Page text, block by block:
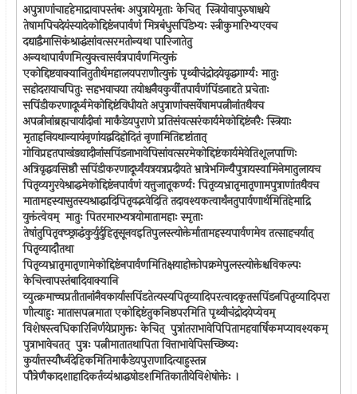
अपुत्राणांचाहहेमाद्रावापस्तंबः अपुत्रायेमृताः केचित् ‍ स्त्रियोवापुरुषाश्चये
तेषामपिचदेयंस्यादेकोद्दिष्टंनपार्वणं मित्रबंधुसपिंडेभ्यः स्त्रीकुमारिभ्यएवच
दद्याद्वैमासिकंश्राद्धंसांवत्सरमतोन्यथा पारिजातेतु
अन्यथापार्वणमित्युक्त्वासर्वत्रपार्वणमित्युक्तं
एकोद्दिष्टवाक्यानितुतीर्थमहालयपराणीत्युक्तं पृथ्वीचंद्रोदयेवृद्धगार्ग्यः मातुः
सहोदरायाचपितुः सहभवाचया तयोश्चनैवकुर्वीतपार्वणंपिंडनादृते प्रचेताः
सपिंडीकरणादूर्ध्वमेकोद्दिष्टंविधीयते अपुत्राणांचसर्वेषामपत्नीनांतथैवच
अपत्नीनांब्रह्मचार्यादीनां मार्कंडेयपुराणे प्रतिसंवत्सरंकार्यमेकोद्दिष्टंनरैः स्त्रियाः
मृताहनियथान्यायंनृणांयद्वदिहोदितं नृणामितिदृष्टांतात् ‍
गोविप्रहतपाखंड्यादीनांसपिंडनाभावेपिसांवत्सरमेकोद्दिष्टंकार्यमेवेतिशूलपाणिः
अत्रिवृद्धवसिष्ठौ सपिंडीकरणादूर्ध्वंयत्रयत्रप्रदीयते भ्रात्रेभगिन्यैपुत्रायस्वामिनेमातुलायच
पितृव्यगुरवेश्राद्धमेकोद्दिष्टंनपार्वणं यत्तुजातूकर्ण्यः पितृव्यभ्रातृमातृणामपुत्राणांतथैवच
मातामहस्यासुतस्यश्राद्धादिपितृवद्भवेदिति तदावश्यकत्वार्थंनतुपार्वणार्थमितिहेमाद्रि
युक्तंत्वेवम् ‍ मातुः पितरमारभ्यत्रयोमातामहाः स्मृताः
तेषांतुपितृवच्छ्राद्धंकुर्युर्दुहितृसूनवइतिपुलस्त्योक्तेर्मातामहस्यपार्वणमेव तत्साहचर्यात् ‍
पितृव्यादौतथा
पितृव्यभ्रातृमातृणामेकोद्दिष्टंनपार्वणमितिक्षयाहोक्तोपक्रमेपुलस्त्योक्तेश्चविकल्पः
केचित्त्वापस्तंबादिवाक्यानि
व्युत्क्रमाच्चप्रतीतानांनैवकार्यासपिंडतेत्यस्यपितृव्यादिपरत्वादकृतसपिंडनपितृव्यादिपरा
णीत्याहुः मातासपत्नमाता एकोद्दिष्टंतुकनिष्ठपरमिति पृथ्वीचंद्रोदयेप्येवम् ‍
विशेषस्त्वधिकारिनिर्णयेप्रागुक्तः केचित् ‍ पुत्रांतराभावेपिपितामहवार्षिकमप्यावश्यकम् ‍
पुत्राभावेचतत् ‍ पुत्रः पत्नीमातातथापिता वित्ताभावेपिसच्छिष्यः
कुर्यात्तस्यौर्ध्वदेहिकमितिमार्कंडेयपुराणादित्याहुस्तन्न
पौत्रेणैकादशाहादिकर्तव्यंश्राद्धषोडशमितिकातीयेविशेषोक्तेः ।